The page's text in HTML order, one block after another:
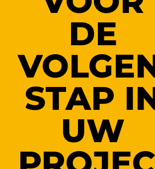
DE
STAP
UW